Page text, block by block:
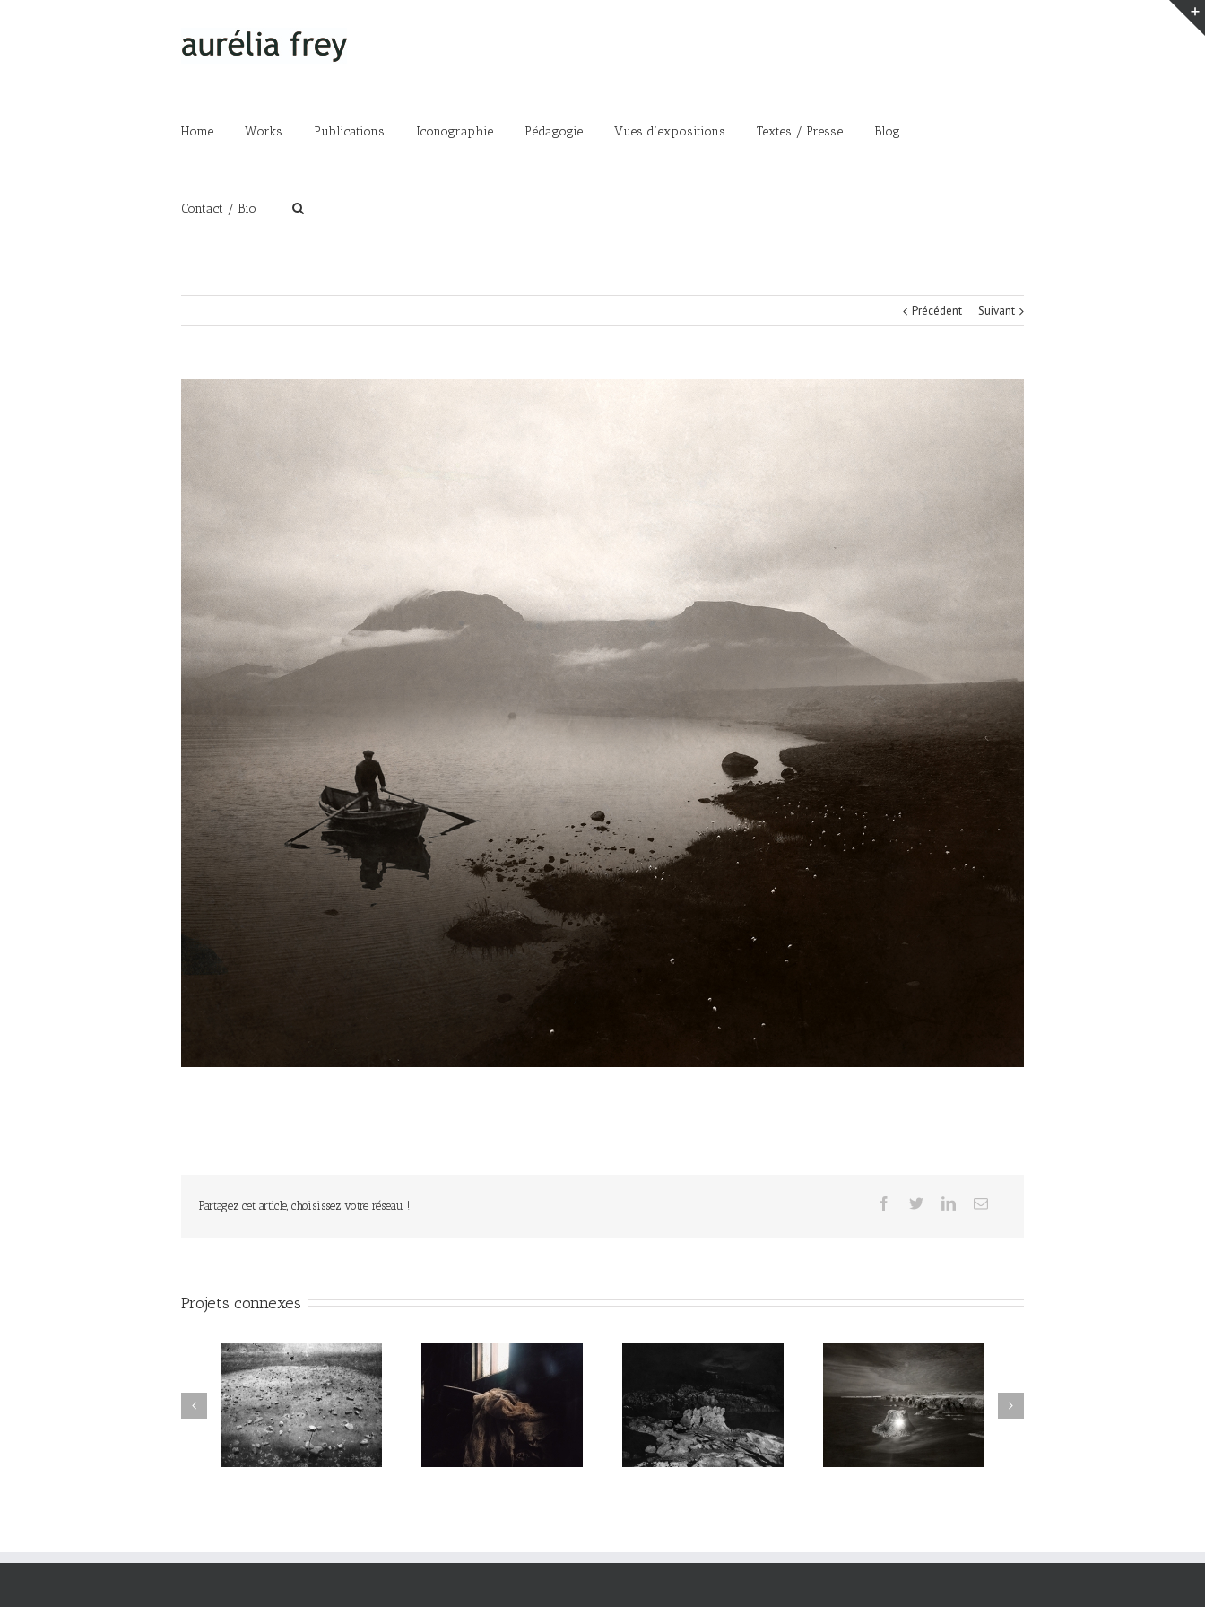
Home Works Publications Iconographie Pédagogie Vues d’expositions Textes / Presse Blog
Contact / Bio
Précédent Suivant
Partagez cet article, choisissez votre réseau !
Projets connexes
Sortilège #033 Sortilège #032 Sortilege #031 sortilege#030